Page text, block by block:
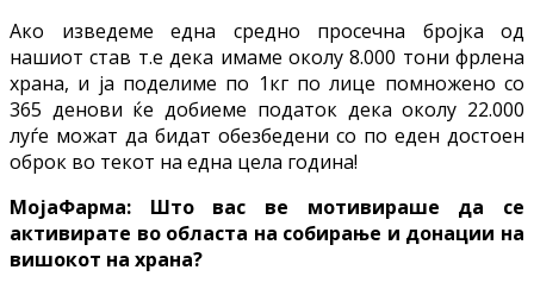
Ако изведеме една средно просечна бројка од
нашиот став т.е дека имаме околу 8.000 тони фрлена
храна, и ја поделиме по 1кг по лице помножено со
365 денови ќе добиеме податок дека околу 22.000
луѓе можат да бидат обезбедени со по еден достоен
оброк во текот на една цела година!
МојаФарма: Што вас ве мотивираше да се
активирате во областа на собирање и донации на
вишокот на храна?